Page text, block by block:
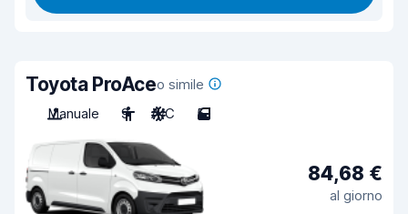
Toyota ProAceo simile
Manuale
9 A/C 5
84,68 €
al giorno